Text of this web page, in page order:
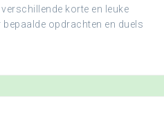
korte en leuke
opdrachten en duels